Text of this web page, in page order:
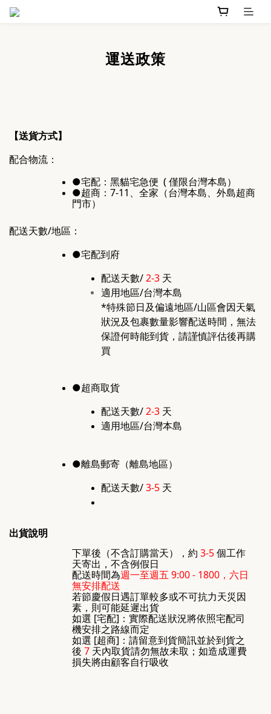
運送政策
【送貨方式】
配合物流：
●宅配： 黑貓宅急便 (僅限台灣本島）
●超商：7-11、全家（台灣本島、外島超商
門市）
配送天數/地區：
●宅配到府
配送天數/2-3 天
適用地區/台灣本島
*特殊節日及偏遠地區/山區會因天氣
狀況及包裹數量影響配送時間，無法
保證何時能到貨，請謹慎評估後再購
買
●超商取貨
配送天數/2-3 天
適用地區/台灣本島
●離島郵寄（離島地區）
配送天數/3-5 天
出貨說明
下單後（不含訂購當天），約 3-5個工作
天寄出，不含例假日
配送時間為週一至週五 9:00 - 1800，六日
無安排配送
若節慶假日遇訂單較多或不可抗力天災因
素，則可能延遲出貨
如選 [宅配]：實際配送狀況將依照宅配司
機安排之路線而定
如選 [超商]：請留意到貨簡訊並於到貨之
後 7 天內取貨請勿無故未取；如造成運費
損失將由顧客自行吸收